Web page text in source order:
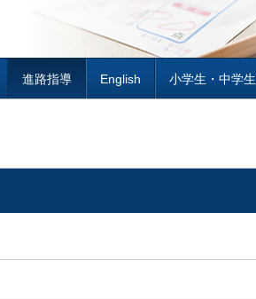
進路指導 English 小学生・中学